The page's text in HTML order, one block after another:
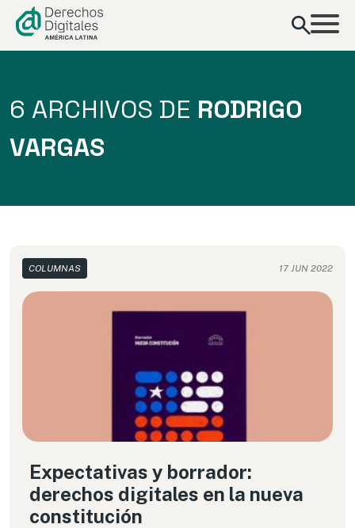
contenido
6 ARCHIVOS DE RODRIGO
VARGAS
COLUMNAS 17 JUN 2022
Expectativas y borrador:
derechos digitales en la nueva
constitución